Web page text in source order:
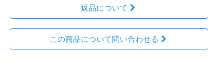
返品について
この商品について問い合わせる